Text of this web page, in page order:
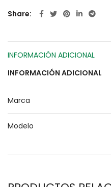
Share
INFORMACIÓN ADICIONAL
INFORMACIÓN ADICIONAL
Marca
Modelo